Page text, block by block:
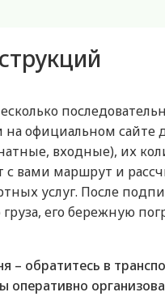
официальном сайте
входные), их
вами маршрут и
услуг. После
его бережную
– обратитесь в
оперативно